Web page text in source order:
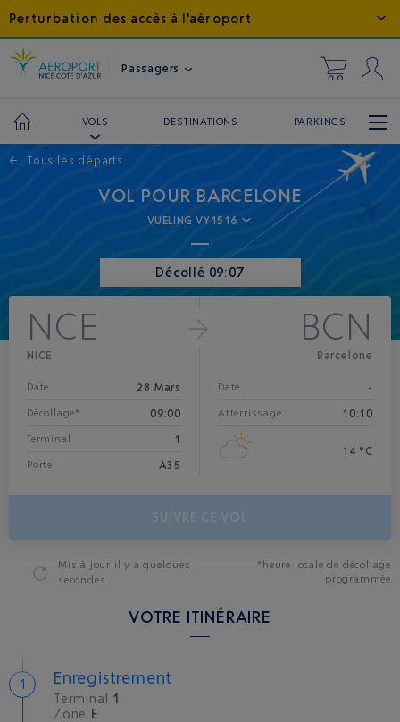
Perturbation des accès à l'aéroport
Passagers
VOLS DESTINATIONS PARKINGS
← Tous les départs
VOL POUR BARCELONE
VUELING VY1516
Décollé 09:07
NCE
NICE
Date 28 Mars
Décollage* 09:00
Terminal 1
Porte A35
BCN
Barcelone
Date -
Atterrissage 10:10
14 °C
SUIVRE CE VOL
Mis à jour il y a quelques
secondes
*heure locale de décollage
programmée
VOTRE ITINÉRAIRE
Enregistrement
Terminal 1
Zone E